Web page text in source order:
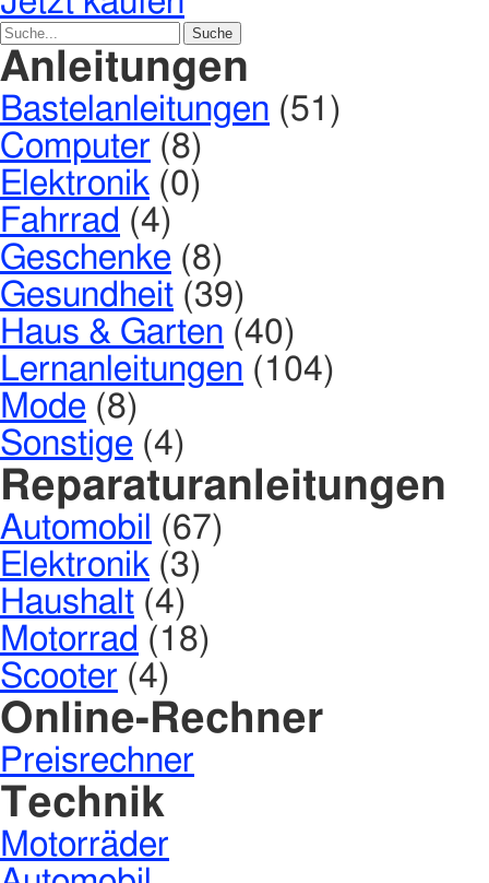
Anleitungen
Bastelanleitungen (51)
Computer (8)
Elektronik (0)
Fahrrad (4)
Geschenke (8)
Gesundheit (39)
Haus & Garten (40)
Lernanleitungen (104)
Mode (8)
Sonstige (4)
Reparaturanleitungen
Automobil
(67)
Elektronik (3)
Haushalt (4)
Motorrad (18)
Scooter (4)
Online-Rechner
Preisrechner
Technik
Motorräder